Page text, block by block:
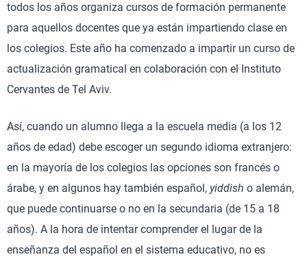
todos los años organiza cursos de formación permanente
para aquellos docentes que ya están impartiendo clase en
los colegios. Este año ha comenzado a impartir un curso de
actualización gramatical en colaboración con el Instituto
Cervantes de Tel Aviv.
Así, cuando un alumno llega a la escuela media (a los 12
años de edad) debe escoger un segundo idioma extranjero:
en la mayoría de los colegios las opciones son francés o
árabe, y en algunos hay también español, yiddish o alemán,
que puede continuarse o no en la secundaria (de 15 a 18
años). A la hora de intentar comprender el lugar de la
enseñanza del español en el sistema educativo, no es